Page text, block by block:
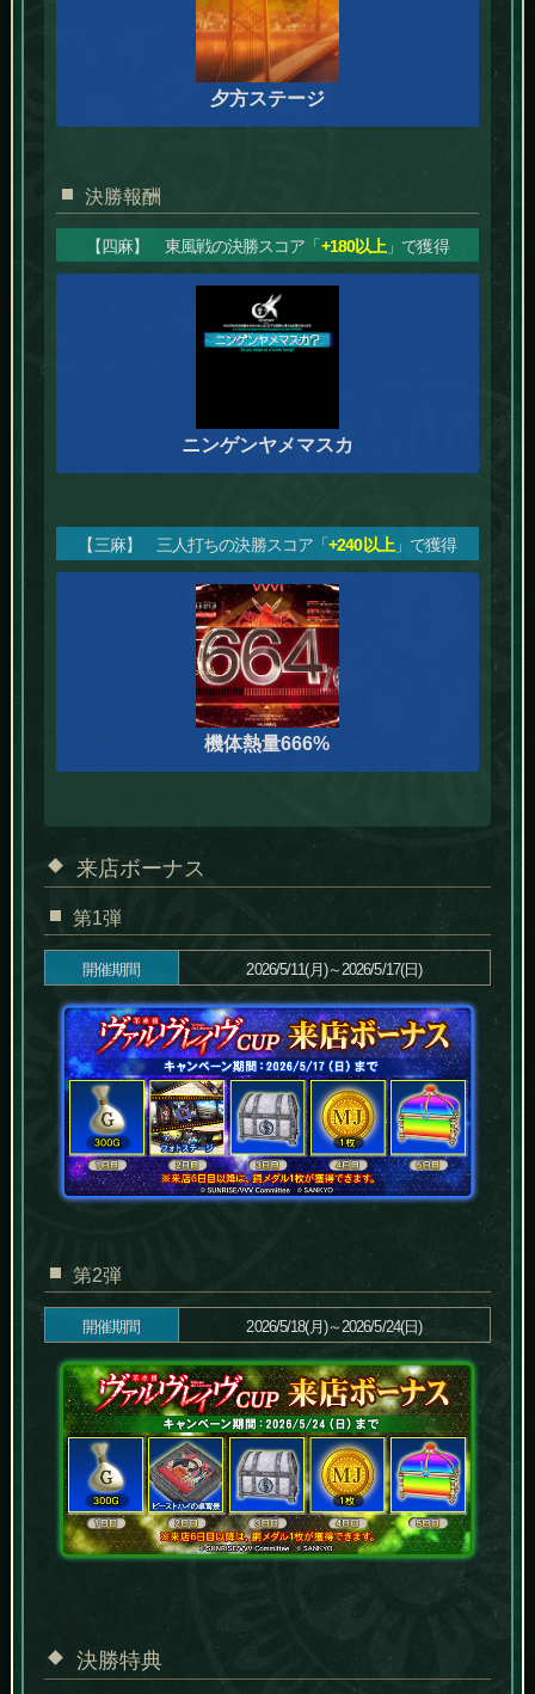
夕方ステージ
決勝報酬
【四麻】 東風戦の決勝スコア「+180以上 」で獲得
ニンゲンヤメマスカ
【三麻】 三人打ちの決勝スコア「+240以上」で獲得
機体熱量666%
来店ボーナス
第1弾
開催期間 2026/5/11(月)～2026/5/17(日)
第2弾
開催期間 2026/5/18(月)～2026/5/24(日)
決勝特典